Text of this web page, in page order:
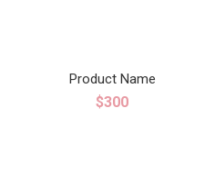
Product Name
$300